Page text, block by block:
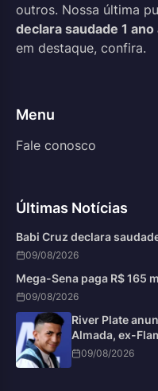
outros. Nossa última
declara saudade 1
em destaque, confira.
Menu
Fale conosco
Últimas Notícias
Babi Cruz declara
09/08/2026
Mega-Sena paga R$ 165
09/08/2026
River Plate
Almada, ex-
09/08/2026